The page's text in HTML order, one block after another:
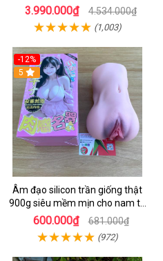
1:1 Siêu Thật
3.990.000₫ 4.534.000₫
(1,003)
-12%
5
Âm đạo silicon trần giống thật
900g siêu mềm mịn cho nam tư
sướng
600.000₫ 681.000₫
(972)